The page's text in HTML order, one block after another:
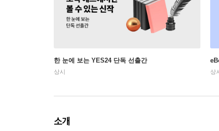
한 눈에 보는 YES24 단독 선출간
상시 상
소개